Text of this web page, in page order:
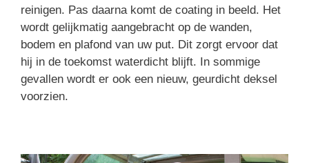
reinigen. Pas daarna komt de coating in beeld. Het
wordt gelijkmatig aangebracht op de wanden,
bodem en plafond van uw put. Dit zorgt ervoor dat
hij in de toekomst waterdicht blijft. In sommige
gevallen wordt er ook een nieuw, geurdicht deksel
voorzien.